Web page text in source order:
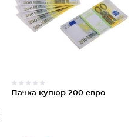
Пачка купюр 200 евро